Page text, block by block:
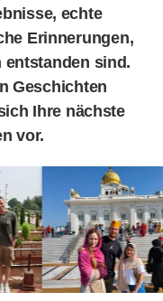
echte
Erinnerungen,
entstanden sind.
Geschichten
Ihre nächste
vor.